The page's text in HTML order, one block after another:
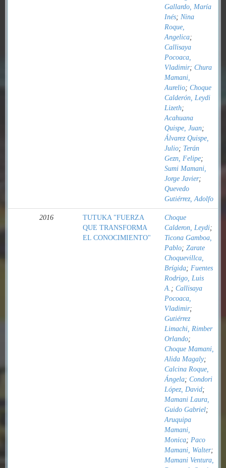
Gallardo, María
Inés; Nina
Roque,
Angelica;
Callisaya
Pocoaca,
Vladimir; Chura
Mamani,
Aurelio; Choque
Calderón, Leydi
Lizeth;
Acahuana
Quispe, Juan;
Álvarez Quispe,
Julio; Terán
Gezn, Felipe;
Sumi Mamani,
Jorge Javier;
Quevedo
Gutiérrez, Adolfo
2016
TUTUKA "FUERZA
QUE TRANSFORMA
EL CONOCIMIENTO"
Choque
Calderon, Leydi;
Ticona Gamboa,
Pablo; Zarate
Choquevillca,
Brígida; Fuentes
Rodrigo, Luis
A. ; Callisaya
Pocoaca,
Vladimir;
Gutiérrez
Limachi, Rimber
Orlando;
Choque Mamani,
Alida Magaly;
Calcina Roque,
Ángela; Condori
López, David;
Mamani Laura,
Guido Gabriel;
Aruquipa
Mamani,
Monica; Paco
Mamani, Walter;
Mamani Ventura,